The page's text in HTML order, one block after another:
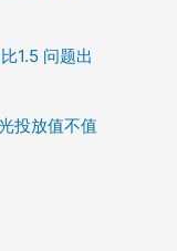
1.5 问题出
投放值不值